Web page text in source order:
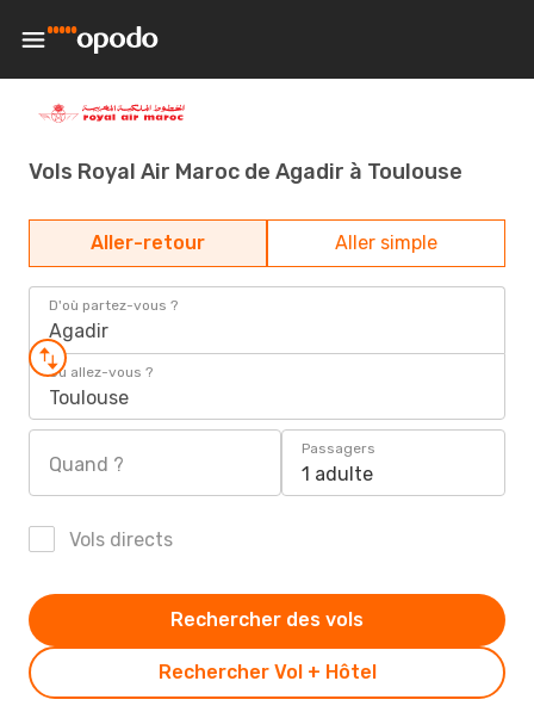
Vols Royal Air Maroc de Agadir à Toulouse
Aller-retour Aller simple
D'où partez-vous ?
Agadir
Où allez-vous ?
Toulouse
Quand ?
Passagers
1 adulte
Vols directs
Rechercher Vol + Hôtel
Rechercher des vols